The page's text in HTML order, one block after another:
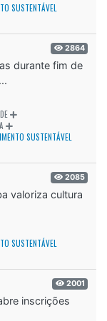
SUSTENTÁVEL
2864
durante fim de
SUSTENTÁVEL
2085
valoriza cultura
SUSTENTÁVEL
2001
inscrições